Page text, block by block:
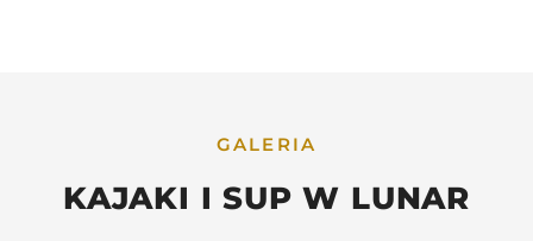
GALERIA
KAJAKI I SUP W LUNAR